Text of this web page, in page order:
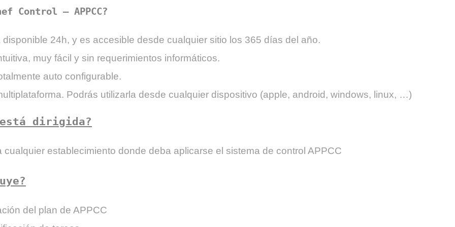
Control – APPCC?
disponible 24h, y es accesible desde cualquier sitio los 365 días del año.
muy fácil y sin requerimientos informáticos.
auto configurable.
Podrás utilizarla desde cualquier dispositivo (apple, android, windows, linux, …)
dirigida?
cualquier establecimiento donde deba aplicarse el sistema de control APPCC
del plan de APPCC